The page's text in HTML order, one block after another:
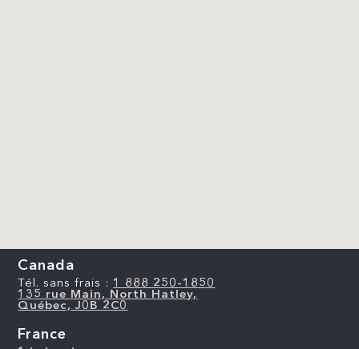
Canada
Tél. sans frais : 1 888 250-1850
135 rue Main, North Hatley,
Québec, J0B 2C0
France